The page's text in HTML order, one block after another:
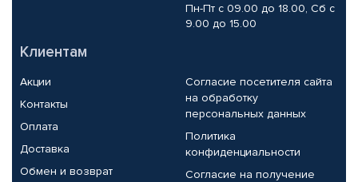
Пн-Пт с 09.00 до 18.00, Сб с
9.00 до 15.00
Клиентам
Акции
Контакты
Оплата
Доставка
Обмен и возврат
Согласие посетителя сайта
на обработку
персональных данных
Политика
конфиденциальности
Согласие на получение